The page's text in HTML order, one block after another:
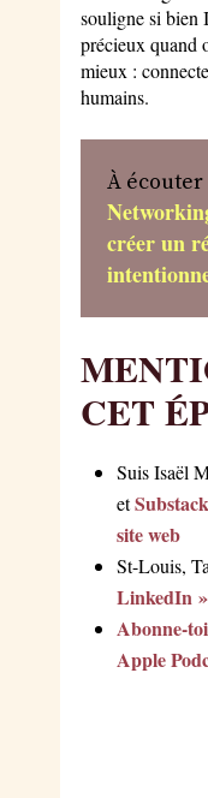
souligne si bien
précieux quand
mieux :
humains.
À
créer un
CET
Suis Isaël
etSubstack
site web
St-Louis,
LinkedIn »
Abonne-
Apple